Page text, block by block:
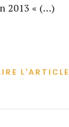
2013 « (…)
L'ARTICLE